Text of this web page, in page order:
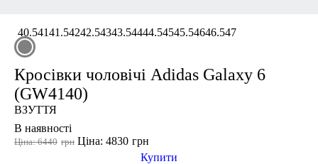
40.54141.54242.54343.54444.54545.54646.547
Кросівки чоловічі Adidas Galaxy 6
(GW4140)
ВЗУТТЯ
В наявності
грн
Ціна: 6440 грн
Ціна: 4830
Купити